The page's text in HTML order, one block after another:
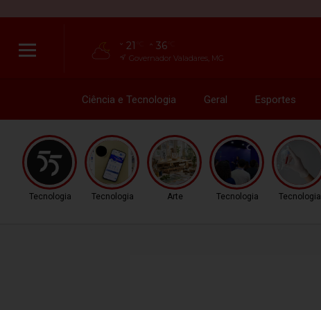
21 36
Governador Valadares, MG
Ciência e Tecnologia Geral Esportes
Tecnologia Tecnologia Arte Tecnologia Tecnologia